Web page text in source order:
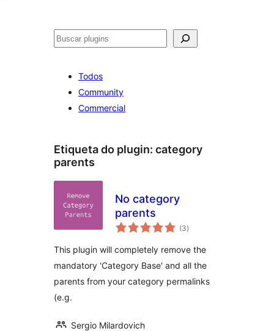
Buscar
Todos
Community
Commercial
Etiqueta do plugin: category
parents
No category
parents
(3valoracións
totais
)
This plugin will completely remove the
mandatory 'Category Base' and all the
parents from your category permalinks
(e.g.
Sergio Milardovich